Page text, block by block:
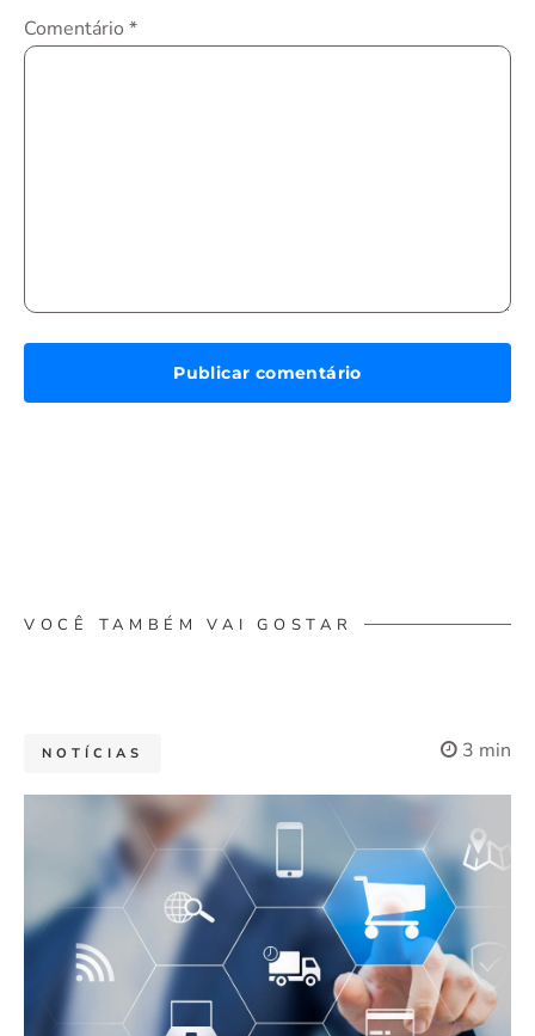
Comentário *
VOCÊ TAMBÉM VAI GOSTAR
NOTÍCIAS 3 min